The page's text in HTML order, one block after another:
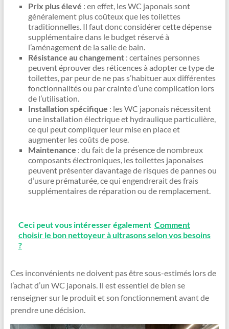
Prix plus élevé : en effet, les WC japonais sont
généralement plus coûteux que les toilettes
traditionnelles. Il faut donc considérer cette dépense
supplémentaire dans le budget réservé à
l’aménagement de la salle de bain.
Résistance au changement: certaines personnes
peuvent éprouver des réticences à adopter ce type de
toilettes, par peur de ne pas s’habituer aux différentes
fonctionnalités ou par crainte d’une complication lors
de l’utilisation.
Installation spécifique : les WC japonais nécessitent
une installation électrique et hydraulique particulière,
ce qui peut compliquer leur mise en place et
augmenter les coûts de pose.
Maintenance : du fait de la présence de nombreux
composants électroniques, les toilettes japonaises
peuvent présenter davantage de risques de pannes ou
d’usure prématurée, ce qui engendrerait des frais
supplémentaires de réparation ou de remplacement.
Ceci peut vous intéresser également Comment
choisir le bon nettoyeur à ultrasons selon vos besoins
?
Ces inconvénients ne doivent pas être sous-estimés lors de
l’achat d’un WC japonais. Il est essentiel de bien se
renseigner sur le produit et son fonctionnement avant de
prendre une décision.